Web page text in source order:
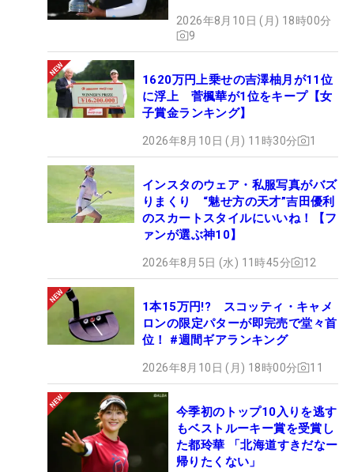
2026年8月10日 (月) 18時00分
9
1620万円上乗せの吉澤柚月が11位
に浮上 菅楓華が1位をキープ【女
子賞金ランキング】
2026年8月10日 (月) 11時30分 1
インスタのウェア・私服写真がバズ
りまくり “魅せ方の天才”吉田優利
のスカートスタイルにいいね！【フ
ァンが選ぶ神10】
2026年8月5日 (水) 11時45分 12
1本15万円!? スコッティ・キャメ
ロンの限定パターが即完売で堂々首
位！ #週間ギアランキング
2026年8月10日 (月) 18時00分 11
今季初のトップ10入りを逃す
もベストルーキー賞を受賞し
た都玲華 「北海道すきだなー
帰りたくない」